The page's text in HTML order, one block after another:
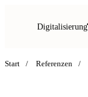
Digitalisierung
Start / Referenzen /